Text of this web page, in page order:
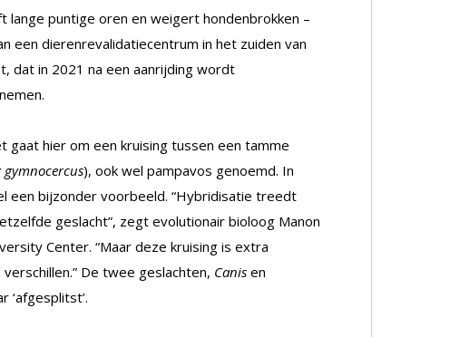
puntige oren en weigert hondenbrokken –
een dierenrevalidatiecentrum in het zuiden van
dat in 2021 na een aanrijding wordt
gaat hier om een kruising tussen een tamme
gymnocercus), ook wel pampavos genoemd. In
een bijzonder voorbeeld. “Hybridisatie treedt
geslacht”, zegt evolutionair bioloog Manon
Center. “Maar deze kruising is extra
De twee geslachten, Canis en
‘afgesplitst’.